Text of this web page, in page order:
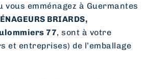
vous emménagez à Guermantes
BRIARDS,
77, sont à votre
et entreprises) de l’emballage